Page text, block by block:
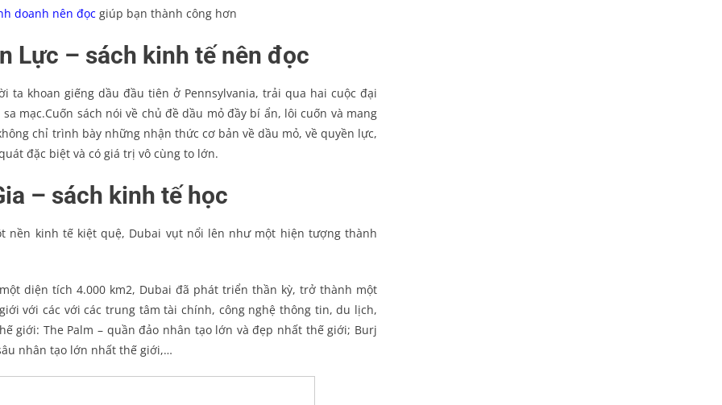
doanh nên đọc giúp bạn thành công hơn
Lực – sách kinh tế nên đọc
khoan giếng dầu đầu tiên ở Pennsylvania, trải qua hai cuộc đại
mạc.Cuốn sách nói về chủ đề dầu mỏ đầy bí ẩn, lôi cuốn và mang
chỉ trình bày những nhận thức cơ bản về dầu mỏ, về quyền lực,
đặc biệt và có giá trị vô cùng to lớn.
– sách kinh tế học
nền kinh tế kiệt quệ, Dubai vụt nổi lên như một hiện tượng thành
diện tích 4.000 km2, Dubai đã phát triển thần kỳ, trở thành một
với các với các trung tâm tài chính, công nghệ thông tin, du lịch,
giới: The Palm – quần đảo nhân tạo lớn và đẹp nhất thế giới; Burj
nhân tạo lớn nhất thế giới,…